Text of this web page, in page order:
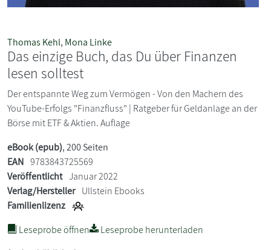
Thomas Kehl, Mona Linke
Das einzige Buch, das Du über Finanzen
lesen solltest
Der entspannte Weg zum Vermögen - Von den Machern des
YouTube-Erfolgs "Finanzfluss" | Ratgeber für Geldanlage an der
Börse mit ETF & Aktien. Auflage
eBook (epub), 200 Seiten
EAN 9783843725569
Veröffentlicht Januar 2022
Verlag/Hersteller Ullstein Ebooks
Familienlizenz
Leseprobe öffnen
Leseprobe herunterladen